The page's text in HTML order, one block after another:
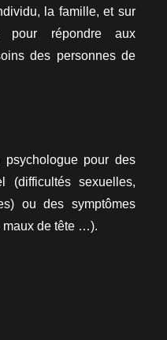
la famille, et sur
pour répondre aux
des personnes de
pour des
(difficultés sexuelles,
ou des symptômes
maux de tête …).